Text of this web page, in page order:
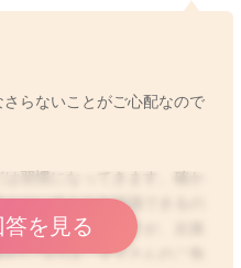
らないことがご心配なので
習慣になってきます。確か
にいることを認識できるの
多いですね。ですが、次第
しつけは、ママさんのご負
を見る